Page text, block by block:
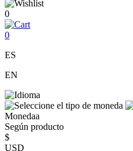
0
0
ES
EN
Monedaa
Según producto
$
USD